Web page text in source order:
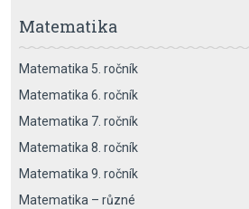
Matematika
Matematika 5. ročník
Matematika 6. ročník
Matematika 7. ročník
Matematika 8. ročník
Matematika 9. ročník
Matematika – různé